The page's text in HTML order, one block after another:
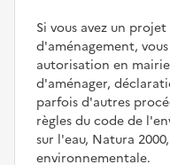
Si vous avez un
d'aménagement,
autorisation en
d'aménager,
parfois d'autres
règles du code de
sur l'eau, Natura
environnementale.